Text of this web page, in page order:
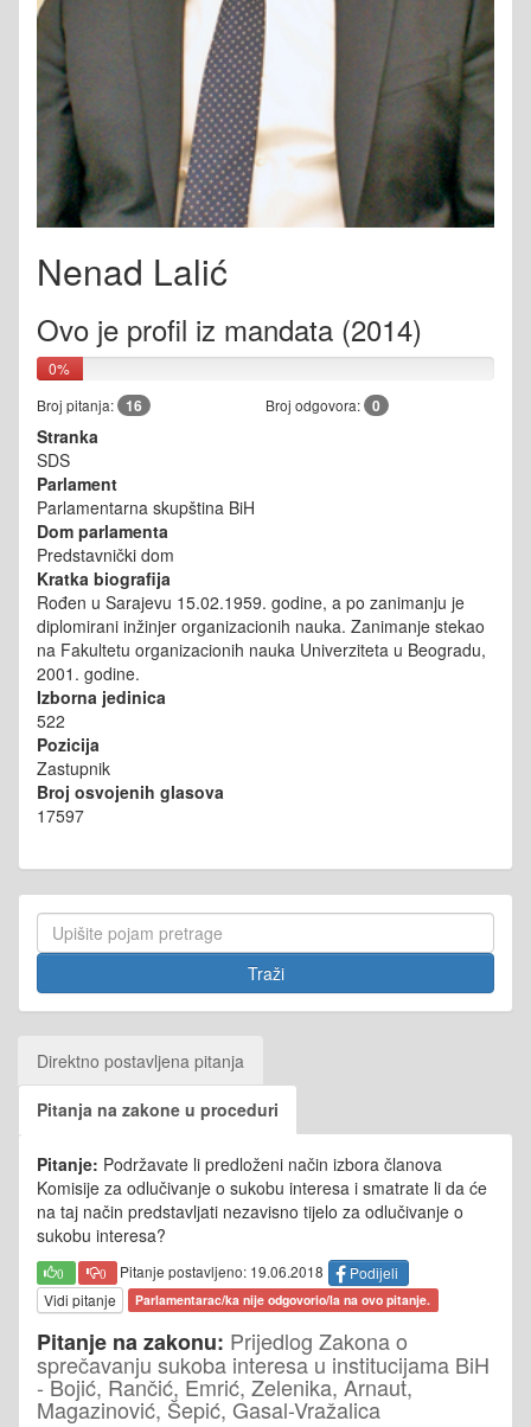
Nenad Lalić
Ovo je profil iz mandata (2014)
0%
Broj pitanja: 16 Broj odgovora: 0
Stranka
SDS
Parlament
Parlamentarna skupština BiH
Dom parlamenta
Predstavnički dom
Kratka biografija
Rođen u Sarajevu 15.02.1959. godine, a po zanimanju je
diplomirani inžinjer organizacionih nauka. Zanimanje stekao
na Fakultetu organizacionih nauka Univerziteta u Beogradu,
2001. godine.
Izborna jedinica
522
Pozicija
Zastupnik
Broj osvojenih glasova
17597
Direktno postavljena pitanja
Pitanja na zakone u proceduri
Pitanje: Podržavate li predloženi način izbora članova
Komisije za odlučivanje o sukobu interesa i smatrate li da će
na taj način predstavljati nezavisno tijelo za odlučivanje o
sukobu interesa?
0 0 Pitanje postavljeno: 19.06.2018
Podijeli
Vidi pitanje
Parlamentarac/ka nije odgovorio/la na ovo pitanje.
Pitanje na zakonu: Prijedlog Zakona o
sprečavanju sukoba interesa u institucijama BiH
- Bojić, Rančić, Emrić, Zelenika, Arnaut,
Magazinović, Šepić, Gasal-Vražalica